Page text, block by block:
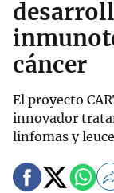
cáncer
El proyecto
innovador
linfomas y